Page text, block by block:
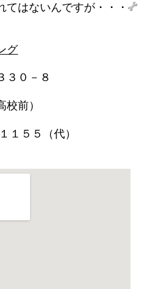
てはないんですが・・・
グ
３０－８
校前）
１５５（代）